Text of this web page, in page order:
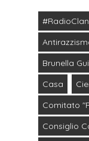
Brunella
Casa
Comitato
Consiglio